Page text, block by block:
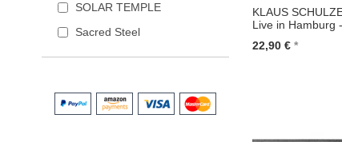
SOLAR TEMPLE
Sacred Steel
KLAUS
Live in Hamburg
22,90 €